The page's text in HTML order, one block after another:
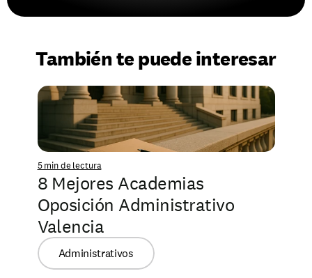
También te puede interesar
5 min de lectura
8 Mejores Academias
Oposición Administrativo
Valencia
Administrativos